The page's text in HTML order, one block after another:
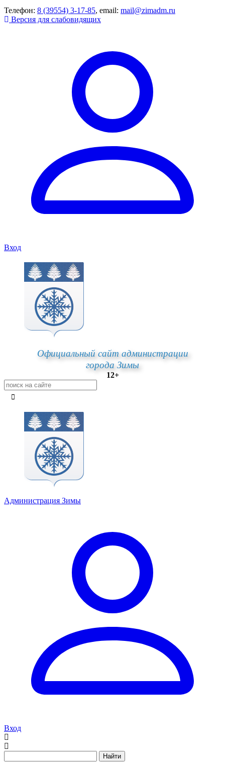
Телефон: 8 (39554) 3-17-85, email: mail@zimadm.ru
Версия для слабовидящих
Вход
Официальный сайт администрации
города Зимы
12+
Администрация Зимы
Вход
Найти